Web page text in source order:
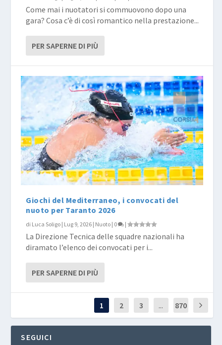
Come mai i nuotatori si commuovono dopo una
gara? Cosa c’è di così romantico nella prestazione...
PER SAPERNE DI PIÙ
Giochi del Mediterraneo, i convocati del
nuoto per Taranto 2026
di Luca Soligo | Lug 9, 2026 | Nuoto | 0 |
La Direzione Tecnica delle squadre nazionali ha
diramato l’elenco dei convocati per i...
PER SAPERNE DI PIÙ
1 2 3 ... 870
SEGUICI